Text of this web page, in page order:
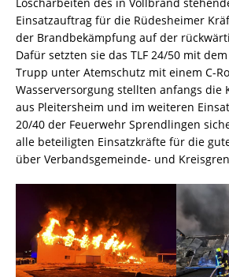
Einsatzauftrag für die Rüdesheimer
der Brandbekämpfung auf der
Dafür setzten sie das TLF 24/50 mit
Trupp unter Atemschutz mit einem C-
Wasserversorgung stellten anfangs die
aus Pleitersheim und im weiteren
20/40 der Feuerwehr Sprendlingen
alle beteiligten Einsatzkräfte für die
über Verbandsgemeinde- und